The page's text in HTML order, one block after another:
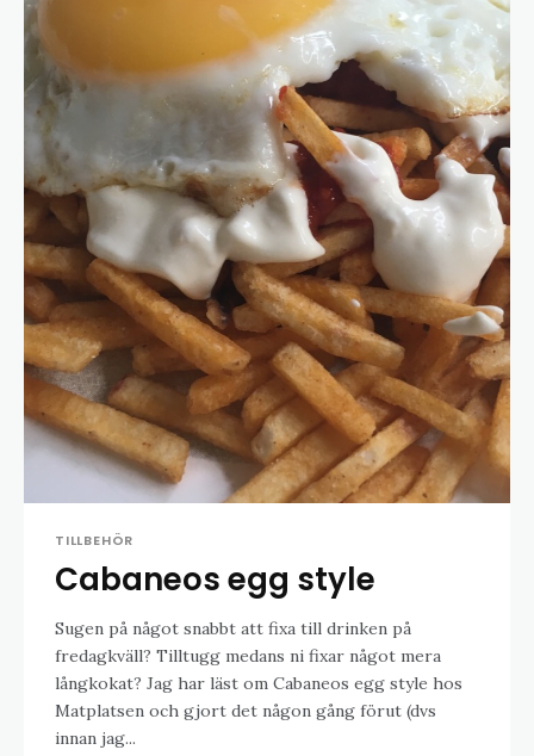
TILLBEHÖR
Cabaneos egg style
Sugen på något snabbt att fixa till drinken på
fredagkväll? Tilltugg medans ni fixar något mera
långkokat? Jag har läst om Cabaneos egg style hos
Matplatsen och gjort det någon gång förut (dvs
innan jag...